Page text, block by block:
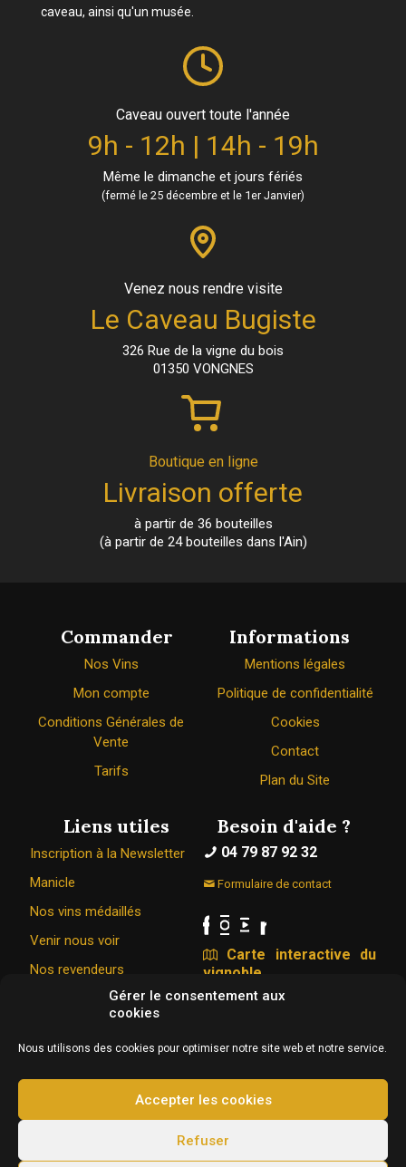
Gérer le consentement aux
cookies
Nous utilisons des cookies pour optimiser notre site web et notre service.
Accepter les cookies
Refuser
caveau, ainsi qu'un musée.
Caveau ouvert toute l'année
9h - 12h | 14h - 19h
Même le dimanche et jours fériés
(fermé le 25 décembre et le 1er Janvier)
Venez nous rendre visite
Le Caveau Bugiste
326 Rue de la vigne du bois
01350 VONGNES
Boutique en ligne
Livraison offerte
à partir de 36 bouteilles
(à partir de 24 bouteilles dans l'Ain)
Commander
Nos Vins
Mon compte
Conditions Générales de
Vente
Tarifs
Informations
Mentions légales
Politique de confidentialité
Cookies
Contact
Plan du Site
Liens utiles
Inscription à la Newsletter
Manicle
Nos vins médaillés
Venir nous voir
Nos revendeurs
Besoin d'aide ?
04 79 87 92 32
Formulaire de contact
Carte interactive du
vignoble
Le Caveau Bugiste © 1967 - 2026
326 Rue de la vigne du bois 01350 VONGNES
Conception & hébergement : Agence Web Adventury
consommer avec modération.